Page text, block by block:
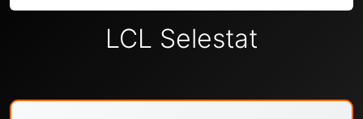
LCL Selestat